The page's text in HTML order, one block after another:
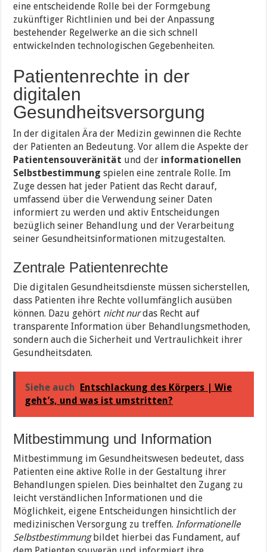
eine entscheidende Rolle bei der Formgebung
zukünftiger Richtlinien und bei der Anpassung
bestehender Regelwerke an die sich schnell
entwickelnden technologischen Gegebenheiten.
Patientenrechte in der
digitalen
Gesundheitsversorgung
In der digitalen Ära der Medizin gewinnen die Rechte
der Patienten an Bedeutung. Vor allem die Aspekte der
Patientensouveränität und der informationellen
Selbstbestimmung spielen eine zentrale Rolle. Im
Zuge dessen hat jeder Patient das Recht darauf,
umfassend über die Verwendung seiner Daten
informiert zu werden und aktiv Entscheidungen
bezüglich seiner Behandlung und der Verarbeitung
seiner Gesundheitsinformationen mitzugestalten.
Zentrale Patientenrechte
Die digitalen Gesundheitsdienste müssen sicherstellen,
dass Patienten ihre Rechte vollumfänglich ausüben
können. Dazu gehört nicht nurdas Recht auf
transparente Information über Behandlungsmethoden,
sondern auch die Sicherheit und Vertraulichkeit ihrer
Gesundheitsdaten.
Siehe auch
Entschlackung des Körpers | Wie
geht’s, und was ist umstritten?
Mitbestimmung und Information
Mitbestimmung im Gesundheitswesen bedeutet, dass
Patienten eine aktive Rolle in der Gestaltung ihrer
Behandlungen spielen. Dies beinhaltet den Zugang zu
leicht verständlichen Informationen und die
Möglichkeit, eigene Entscheidungen hinsichtlich der
medizinischen Versorgung zu treffen.Informationelle
Selbstbestimmungbildet hierbei das Fundament, auf